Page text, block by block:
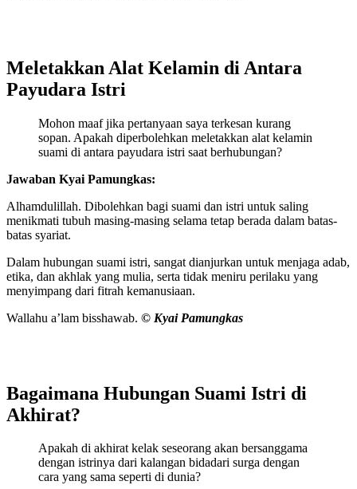
Meletakkan Alat Kelamin di Antara
Payudara Istri
Mohon maaf jika pertanyaan saya terkesan kurang
sopan. Apakah diperbolehkan meletakkan alat kelamin
suami di antara payudara istri saat berhubungan?
Jawaban Kyai Pamungkas:
Alhamdulillah. Dibolehkan bagi suami dan istri untuk saling
menikmati tubuh masing-masing selama tetap berada dalam batas-
batas syariat.
Dalam hubungan suami istri, sangat dianjurkan untuk menjaga adab,
etika, dan akhlak yang mulia, serta tidak meniru perilaku yang
menyimpang dari fitrah kemanusiaan.
Wallahu a’lam bisshawab. © Kyai Pamungkas
Bagaimana Hubungan Suami Istri di
Akhirat?
Apakah di akhirat kelak seseorang akan bersanggama
dengan istrinya dari kalangan bidadari surga dengan
cara yang sama seperti di dunia?